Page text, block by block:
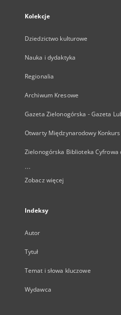
Kolekcje
Dziedzictwo kulturowe
Nauka i dydaktyka
Regionalia
Archiwum Kresowe
Gazeta Zielonogórska - Gazeta
Otwarty Międzynarodowy
Zielonogórska Biblioteka Cyfrowa
...
Zobacz więcej
Indeksy
Autor
Tytuł
Temat i słowa kluczowe
Wydawca